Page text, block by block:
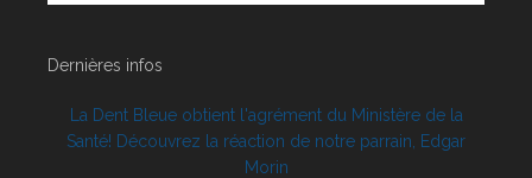
Dernières infos
La Dent Bleue obtient l'agrément du Ministère de la
Santé! Découvrez la réaction de notre parrain, Edgar
Morin